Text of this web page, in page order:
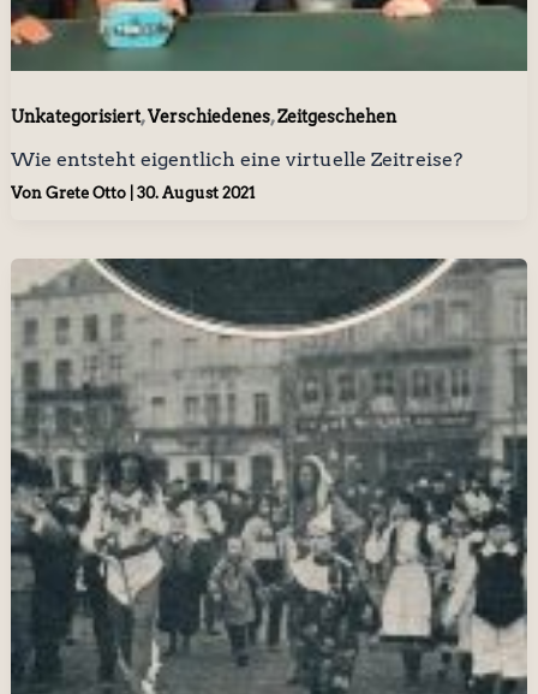
Unkategorisiert,Verschiedenes,Zeitgeschehen
Wie entsteht eigentlich eine virtuelle Zeitreise?
Von Grete Otto 30. August 2021